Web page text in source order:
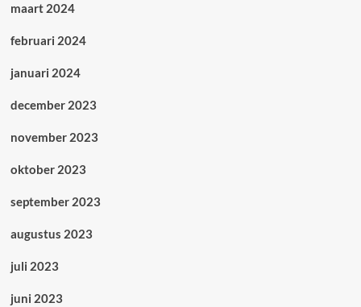
maart 2024
februari 2024
januari 2024
december 2023
november 2023
oktober 2023
september 2023
augustus 2023
juli 2023
juni 2023